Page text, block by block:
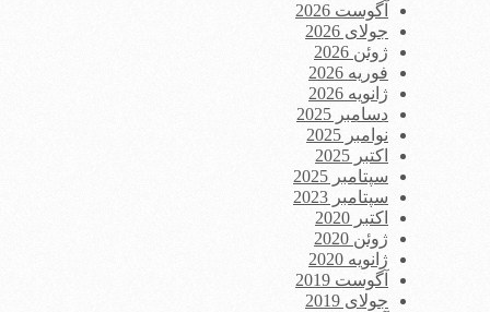
آگوست 2026
جولای 2026
ژوئن 2026
فوریه 2026
ژانویه 2026
دسامبر 2025
نوامبر 2025
اکتبر 2025
سپتامبر 2025
سپتامبر 2023
اکتبر 2020
ژوئن 2020
ژانویه 2020
آگوست 2019
جولای 2019